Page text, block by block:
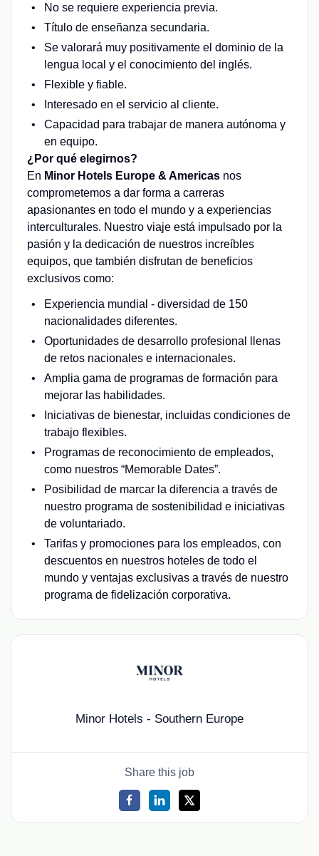
No se requiere experiencia previa.
Título de enseñanza secundaria.
Se valorará muy positivamente el dominio de la
lengua local y el conocimiento del inglés.
Flexible y fiable.
Interesado en el servicio al cliente.
Capacidad para trabajar de manera autónoma y
en equipo.
¿Por qué elegirnos?
En Minor Hotels Europe & Americasnos
comprometemos a dar forma a carreras
apasionantes en todo el mundo y a experiencias
interculturales. Nuestro viaje está impulsado por la
pasión y la dedicación de nuestros increíbles
equipos, que también disfrutan de beneficios
exclusivos como:
Experiencia mundial - diversidad de 150
nacionalidades diferentes.
Oportunidades de desarrollo profesional llenas
de retos nacionales e internacionales.
Amplia gama de programas de formación para
mejorar las habilidades.
Iniciativas de bienestar, incluidas condiciones de
trabajo flexibles.
Programas de reconocimiento de empleados,
como nuestros “Memorable Dates”.
Posibilidad de marcar la diferencia a través de
nuestro programa de sostenibilidad e iniciativas
de voluntariado.
Tarifas y promociones para los empleados, con
descuentos en nuestros hoteles de todo el
mundo y ventajas exclusivas a través de nuestro
programa de fidelización corporativa.
Minor Hotels - Southern Europe
Share this job